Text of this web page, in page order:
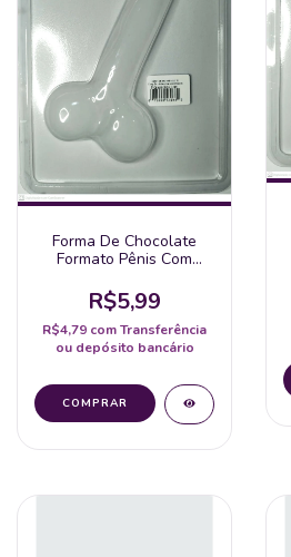
Forma De Chocolate
Formato Pênis Com
R$5,99
R$4,79 comTransferência
ou depósito bancário